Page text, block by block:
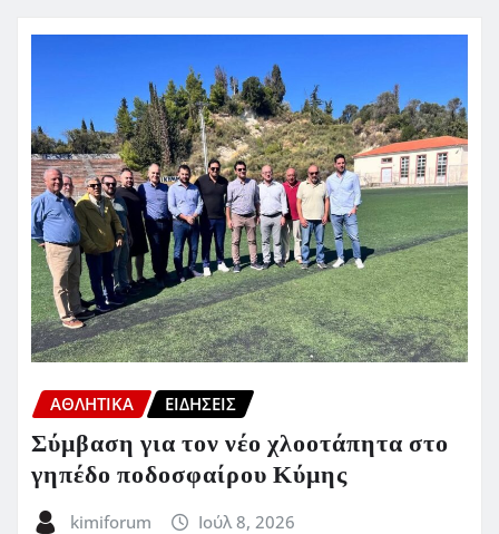
ΑΘΛΗΤΙΚΑ ΕΙΔΗΣΕΙΣ
Σύμβαση για τον νέο χλοοτάπητα στο
γηπέδο ποδοσφαίρου Κύμης
kimiforum Ιούλ 8, 2026